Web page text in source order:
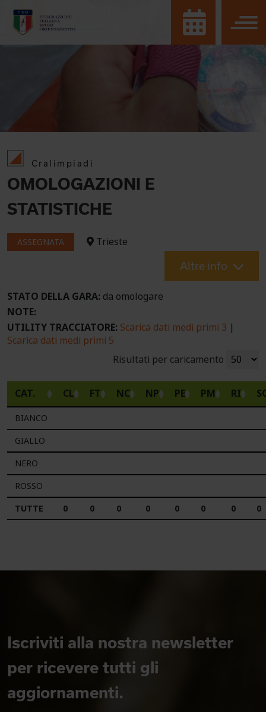
Cralimpiadi
OMOLOGAZIONI E
STATISTICHE
ASSEGNATA Trieste
Altre info
STATO DELLA GARA: da omologare
NOTE:
UTILITY TRACCIATORE: Scarica dati medi primi 3 |
Scarica dati medi primi 5
Risultati per caricamento
CAT. CL FT NC NP PE PM RI
BIANCO
GIALLO
NERO
ROSSO
TUTTE
0 0 0 0 0 0 0 0
Iscriviti alla nostra newsletter
per ricevere tutti gli
aggiornamenti.